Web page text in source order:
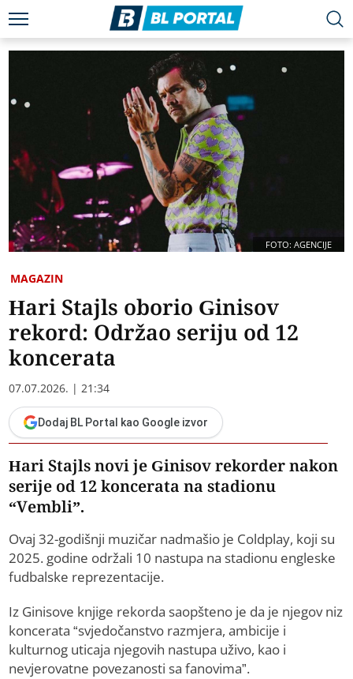
FOTO: AGENCIJE
MAGAZIN
Hari Stajls oborio Ginisov
rekord: Održao seriju od 12
koncerata
07.07.2026. | 21:34
Dodaj BL Portal kao Google izvor
Hari Stajls novi je Ginisov rekorder nakon
serije od 12 koncerata na stadionu
“Vembli”.
Ovaj 32-godišnji muzičar nadmašio je Coldplay, koji su
2025. godine održali 10 nastupa na stadionu engleske
fudbalske reprezentacije.
Iz Ginisove knjige rekorda saopšteno je da je njegov niz
koncerata “svjedočanstvo razmjera, ambicije i
kulturnog uticaja njegovih nastupa uživo, kao i
nevjerovatne povezanosti sa fanovima”.